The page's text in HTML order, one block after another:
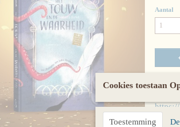
Aantal
Het
Cookies toestaan
Toestemming